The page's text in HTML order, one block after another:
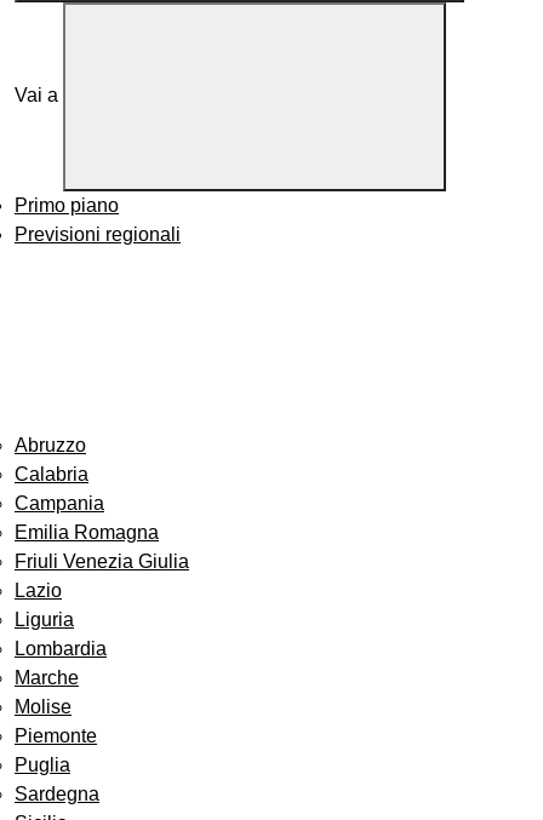
Vai a
Primo piano
Previsioni regionali
Abruzzo
Calabria
Campania
Emilia Romagna
Friuli Venezia Giulia
Lazio
Liguria
Lombardia
Marche
Molise
Piemonte
Puglia
Sardegna